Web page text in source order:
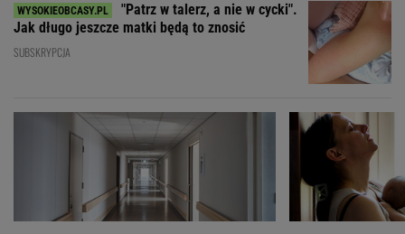
"Patrz w talerz, a nie w cycki".
Jak długo jeszcze matki będą to znosić
SUBSKRYPCJA